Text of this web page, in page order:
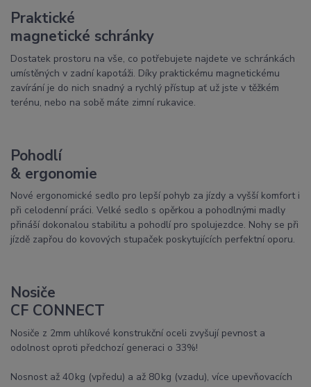
Praktické
magnetické schránky
Dostatek prostoru na vše, co potřebujete najdete ve schránkách
umístěných v zadní kapotáži. Díky praktickému magnetickému
zavírání je do nich snadný a rychlý přístup ať už jste v těžkém
terénu, nebo na sobě máte zimní rukavice.
Pohodlí
& ergonomie
Nové ergonomické sedlo pro lepší pohyb za jízdy a vyšší komfort i
při celodenní práci. Velké sedlo s opěrkou a pohodlnými madly
přináší dokonalou stabilitu a pohodlí pro spolujezdce. Nohy se při
jízdě zapřou do kovových stupaček poskytujících perfektní oporu.
Nosiče
CF CONNECT
Nosiče z 2mm uhlíkové konstrukční oceli zvyšují pevnost a
odolnost oproti předchozí generaci o 33%!
Nosnost až 40 kg (vpředu) a až 80 kg (vzadu), více upevňovacích